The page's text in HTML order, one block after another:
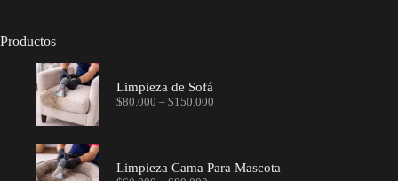
Productos
Limpieza de Sofá
$80.000 – $150.000
Limpieza Cama Para Mascota